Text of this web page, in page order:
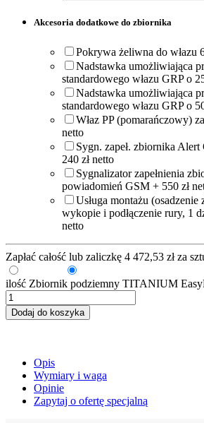
Akcesoria dodatkowe do zbiornika
Pokrywa żeliwna do włazu
Nadstawka umożliwiająca
standardowego włazu GRP o
Nadstawka umożliwiająca
standardowego włazu GRP o
Właz PP (pomarańczowy)
netto
Sygn. zapeł. zbiornika
240 zł netto
Sygnalizator zapełnienia
powiadomień GSM + 550 zł
Usługa montażu
wykopie i podłączenie rury, 1
netto
Zapłać całość lub zaliczkę 4 472,53 zł za
ilość Zbiornik podziemny TITANIUM
Dodaj do koszyka
Opis
Wymiary i waga
Opinie
Zapytaj o ofertę specjalną